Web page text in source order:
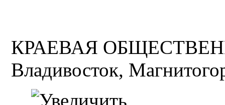
КРАЕВАЯ
Владивосток,